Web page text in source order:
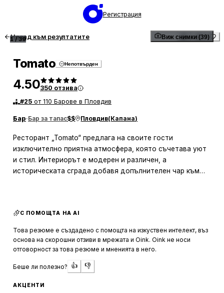
Регистрация
Назад към резултатите
1/39 Виж снимки (39)
Tomato Непотвърден
4.50350 отзива
#25 от 110 Барове в Пловдив
Бар·Бар за тапас$$ Пловдив(Капана)
Ресторант „Tomato“ предлага на своите гости
изключително приятна атмосфера, която съчетава уют
и стил. Интериорът е модерен и различен, а
историческата сграда добавя допълнителен чар към
вежлив и любезен, което допринася за цялостното
Кухнята в „Tomato“ е високо оценена от посетителите,
които споделят, че храната е вкусна и добре
приготвена, с подбрани сезонни продукти. Менюто е
С ПОМОЩТА НА AI
Това резюме е създадено с помощта на изкуствен интелект, въз
основа на скорошни отзиви в мрежата и Oink. Oink не носи
отговорност за това резюме и мненията в него.
Беше ли полезно? 👍 👎
АКЦЕНТИ